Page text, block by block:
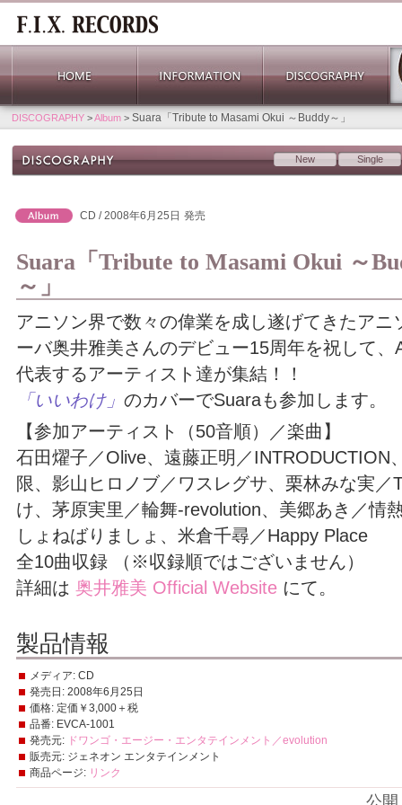
DISCOGRAPHY >Album > Suara「Tribute to Masami Okui ～Buddy～」
New Single
CD / 2008年6月25日 発売
Suara「Tribute to Masami Okui ～
～」
アニソン界で数々の偉業を成し遂げてきたアニ
ーバ奥井雅美さんのデビュー15周年を祝して、
代表するアーティスト達が集結！！
「いいわけ」 のカバーでSuaraも参加します。
【参加アーティスト（50音順）／楽曲】
石田燿子／Olive、遠藤正明／INTRODUCTION
限、影山ヒロノブ／ワスレグサ、栗林みな実／
け、茅原実里／輪舞-revolution、美郷あき／情
しょねばりましょ、米倉千尋／Happy Place
全10曲収録 （※収録順ではございません）
詳細は 奥井雅美 Official Website にて。
製品情報
メディア: CD
発売日: 2008年6月25日
価格: 定価￥3,000＋税
品番: EVCA-1001
発売元: ドワンゴ・エージー・エンタテインメント／evolution
販売元: ジェネオン エンタテインメント
商品ページ: リンク
公開